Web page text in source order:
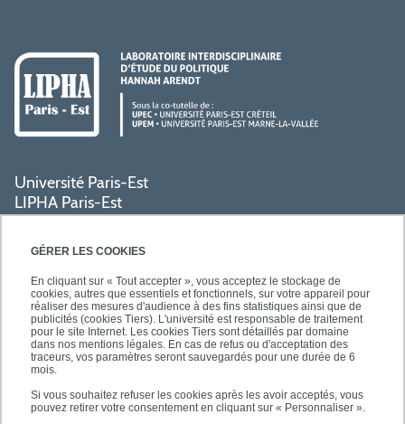
GÉRER LES COOKIES
En cliquant sur « Tout accepter », vous acceptez le stockage de
cookies, autres que essentiels et fonctionnels, sur votre appareil pour
réaliser des mesures d'audience à des fins statistiques ainsi que de
publicités (cookies Tiers). L'université est responsable de traitement
pour le site Internet. Les cookies Tiers sont détaillés par domaine
dans nos mentions légales. En cas de refus ou d'acceptation des
traceurs, vos paramètres seront sauvegardés pour une durée de 6
mois.
Si vous souhaitez refuser les cookies après les avoir acceptés, vous
pouvez retirer votre consentement en cliquant sur « Personnaliser ».
Université Paris-Est
LIPHA Paris-Est
Campus Centre de Créteil
61, avenue du Général de Gaulle
PRATIQUE
ACCÈS RAPIDES